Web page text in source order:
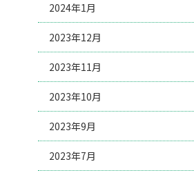
2024年1月
2023年12月
2023年11月
2023年10月
2023年9月
2023年7月